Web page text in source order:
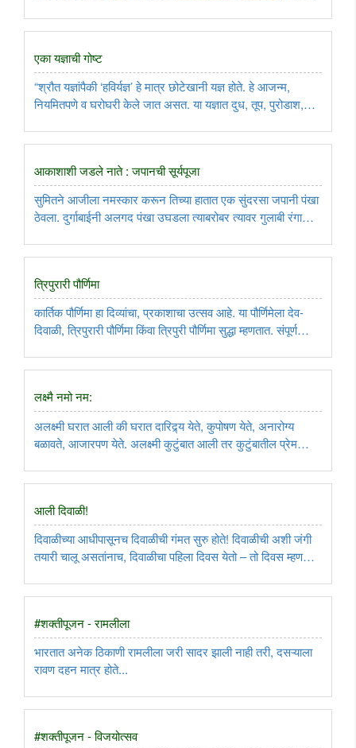
एका यज्ञाची गोष्ट
“श्रौत यज्ञांपैकी ‘हविर्यज्ञ’ हे मात्र छोटेखानी यज्ञ होते. हे आजन्म,
नियमितपणे व घरोघरी केले जात असत. या यज्ञात दुध, तूप, पुरोडाश,
आकाशाशी जडले नाते : जपानची सूर्यपूजा
सुमितने आजीला नमस्कार करून तिच्या हातात एक सुंदरसा जपानी पंखा
ठेवला. दुर्गाबाईनी अलगद पंखा उघडला त्याबरोबर त्यावर गुलाबी रंगाची
त्रिपुरारी पौर्णिमा
कार्तिक पौर्णिमा हा दिव्यांचा, प्रकाशाचा उत्सव आहे. या पौर्णिमेला देव-
दिवाळी, त्रिपुरारी पौर्णिमा किंवा त्रिपुरी पौर्णिमा सुद्धा म्हणतात. संपूर्ण
लक्ष्मै नमो नम:
अलक्ष्मी घरात आली की घरात दारिद्र्य येते, कुपोषण येते, अनारोग्य
बळावते, आजारपण येते. अलक्ष्मी कुटुंबात आली तर कुटुंबातील प्रेम
आली दिवाळी!
दिवाळीच्या आधीपासूनच दिवाळीची गंमत सुरु होते! दिवाळीची अशी जंगी
तयारी चालू असतांनाच, दिवाळीचा पहिला दिवस येतो – तो दिवस म्हणजे
#शक्तीपूजन - रामलीला
भारतात अनेक ठिकाणी रामलीला जरी सादर झाली नाही तरी, दसऱ्याला
रावण दहन मात्र होते...
#शक्तीपूजन - विजयोत्सव